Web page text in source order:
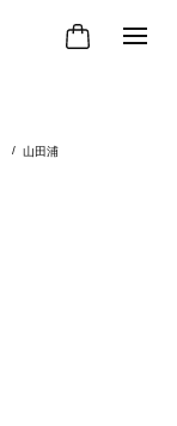
山田浦